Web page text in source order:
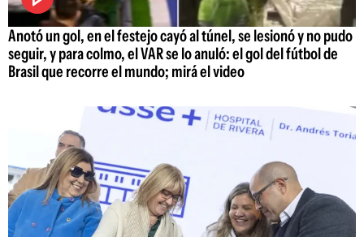
Anotó un gol, en el festejo cayó al túnel, se lesionó y no pudo
seguir, y para colmo, el VAR se lo anuló: el gol del fútbol de
Brasil que recorre el mundo; mirá el video